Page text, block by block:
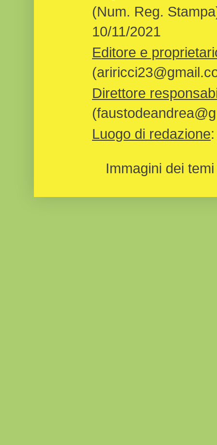
(Num. Reg.
10/11/2021
Editore e
Direttore
Luogo di redazione
Immagini dei